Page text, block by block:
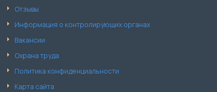
Отзывы
Информация о контролирующих органах
Вакансии
Охрана труда
Политика конфиденциальности
Карта сайта